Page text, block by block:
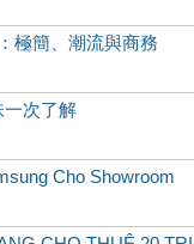
極簡、潮流與商務
一次了解
Cho Showroom